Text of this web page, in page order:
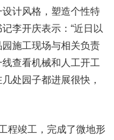
计风格，塑造个性特
李开庆表示：“近日以
施工现场与相关负责
查看机械和人工开工
处园子都进展很快，
程竣工，完成了微地形